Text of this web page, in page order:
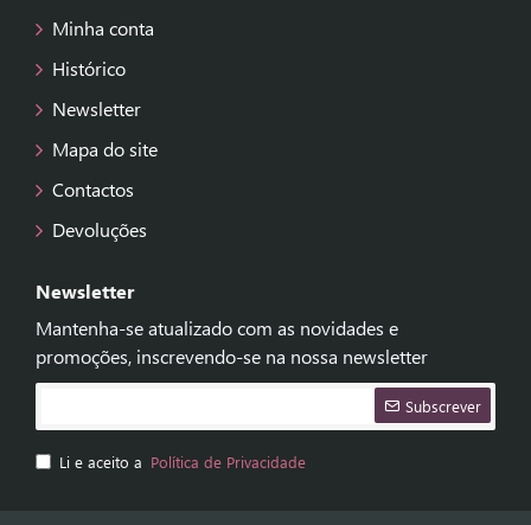
Minha conta
Histórico
Newsletter
Mapa do site
Contactos
Devoluções
Newsletter
Mantenha-se atualizado com as novidades e
promoções, inscrevendo-se na nossa newsletter
Subscrever
Li e aceito a Política de Privacidade